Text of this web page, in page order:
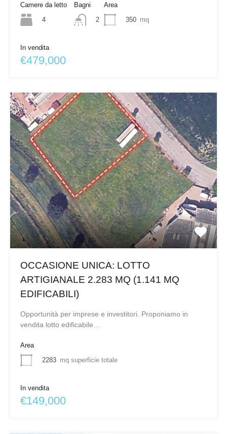
Camere da letto
4
Bagni
2
Area
350 mq
In vendita
€479,000
OCCASIONE UNICA: LOTTO
ARTIGIANALE 2.283 MQ (1.141 MQ
EDIFICABILI)
Opportunità per imprese e investitori. Proponiamo in
vendita lotto edificabile…
Area
2283 mq superficie totale
In vendita
€149,000